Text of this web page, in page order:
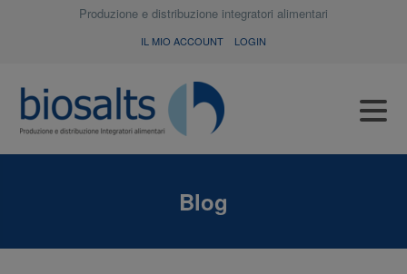
Produzione e distribuzione integratori alimentari
IL MIO ACCOUNT LOGIN
Blog